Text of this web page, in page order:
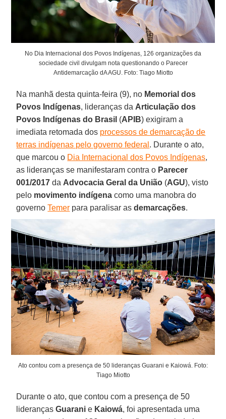
No Dia Internacional dos Povos Indígenas, 126 organizações da
sociedade civil divulgam nota questionando o Parecer
Antidemarcação dA AGU. Foto: Tiago Miotto
Na manhã desta quinta-feira (9), no Memorial dos
Povos Indígenas, lideranças da Articulação dos
Povos Indígenas do Brasil (APIB) exigiram a
imediata retomada dos processos de demarcação de
terras indígenas pelo governo federal . Durante o ato,
que marcou o Dia Internacional dos Povos Indígenas,
as lideranças se manifestaram contra o Parecer
001/2017 da Advocacia Geral da União (AGU), visto
pelo movimento indígena como uma manobra do
governoTemer para paralisar asdemarcações.
Ato contou com a presença de 50 lideranças Guarani e Kaiowá. Foto:
Tiago Miotto
Durante o ato, que contou com a presença de 50
liderançasGuaranie Kaiowá, foi apresentada uma